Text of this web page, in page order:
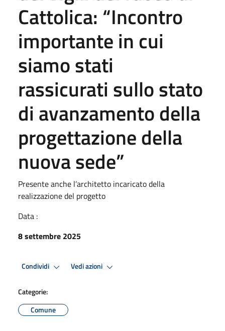
Cattolica: “Incontro
importante in cui
siamo stati
rassicurati sullo stato
di avanzamento della
progettazione della
nuova sede”
Presente anche l’architetto incaricato della
realizzazione del progetto
Data :
8 settembre 2025
Condividi Vedi azioni
Categorie:
Comune